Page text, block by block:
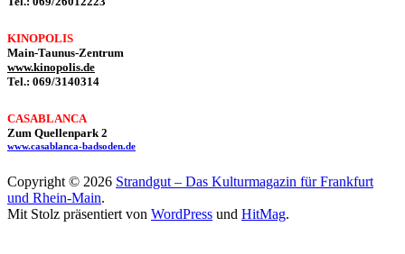
KINOPOLIS
Main-Taunus-Zentrum
www.kinopolis.de
Tel.: 069/3140314
CASABLANCA
Zum Quellenpark 2
www.casablanca-badsoden.de
Copyright © 2026 Strandgut – Das Kulturmagazin für Frankfurt
und Rhein-Main.
Mit Stolz präsentiert von WordPress und HitMag.